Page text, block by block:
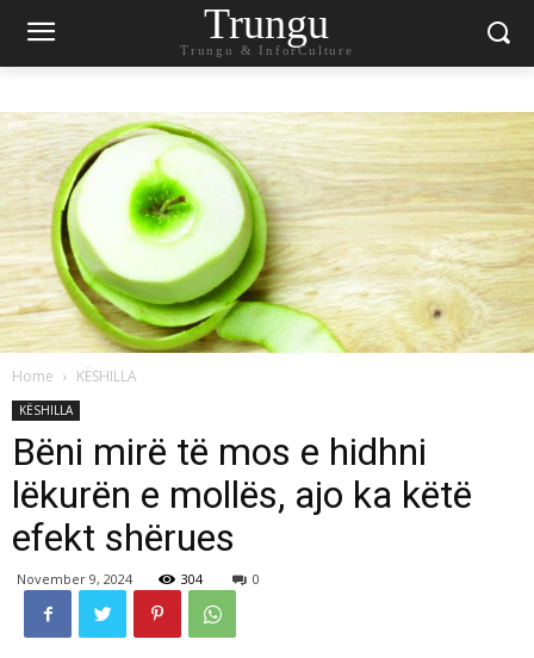
Trungu
Trungu & InforCulture
Home KËSHILLA
KËSHILLA
Bëni mirë të mos e hidhni
lëkurën e mollës, ajo ka këtë
efekt shërues
November 9, 2024 304 0